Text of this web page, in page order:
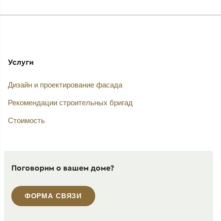
Услуги
Дизайн и проектирование фасада
Рекомендации строительных бригад
Стоимость
Поговорим о вашем доме?
ФОРМА СВЯЗИ